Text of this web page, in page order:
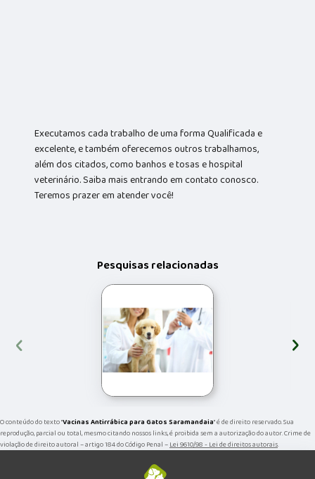
Executamos cada trabalho de uma forma Qualificada e
excelente, e também oferecemos outros trabalhamos,
além dos citados, como banhos e tosas e hospital
veterinário. Saiba mais entrando em contato conosco.
Teremos prazer em atender você!
Pesquisas relacionadas
‹ ›
O conteúdo do texto "Vacinas Antirrábica para Gatos Saramandaia" é de direito reservado. Sua
reprodução, parcial ou total, mesmo citando nossos links, é proibida sem a autorização do autor. Crime de
violação de direito autoral – artigo 184 do Código Penal –Lei 9610/98 - Lei de direitos autorais.